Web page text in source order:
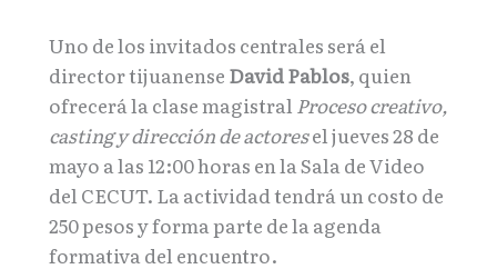
Uno de los invitados centrales será el
director tijuanense David Pablos, quien
ofrecerá la clase magistral Proceso creativo,
casting y dirección de actoresel jueves 28 de
mayo a las 12:00 horas en la Sala de Video
del CECUT. La actividad tendrá un costo de
250 pesos y forma parte de la agenda
formativa del encuentro.